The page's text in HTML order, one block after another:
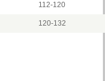
112-120
120-132